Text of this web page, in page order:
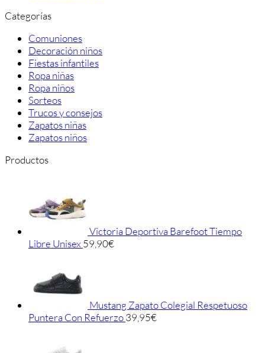
Categorías
Comuniones
Decoración niños
Fiestas infantiles
Ropa niñas
Ropa niños
Sorteos
Trucos y consejos
Zapatos niñas
Zapatos niños
Productos
Victoria Deportiva Barefoot Tiempo
Libre Unisex59,90€
Mustang Zapato Colegial Respetuoso
Puntera Con Refuerzo39,95€